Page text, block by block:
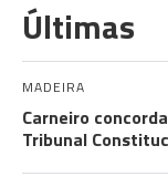
Últimas
MADEIRA
Carneiro
Tribunal